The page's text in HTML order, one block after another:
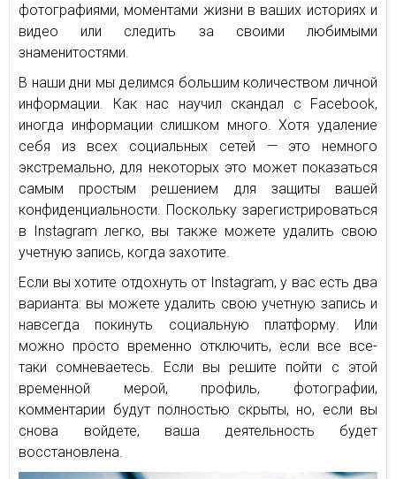
фотографиями, моментами жизни в ваших историях и
видео или следить за своими любимыми
знаменитостями.
В наши дни мы делимся большим количеством личной
информации. Как нас научил скандал с Facebook,
иногда информации слишком много. Хотя удаление
себя из всех социальных сетей — это немного
экстремально, для некоторых это может показаться
самым простым решением для защиты вашей
конфиденциальности. Поскольку зарегистрироваться
в Instagram легко, вы также можете удалить свою
учетную запись, когда захотите.
Если вы хотите отдохнуть от Instagram, у вас есть два
варианта: вы можете удалить свою учетную запись и
навсегда покинуть социальную платформу. Или
можно просто временно отключить, если все все-
таки сомневаетесь. Если вы решите пойти с этой
временной мерой, профиль, фотографии,
комментарии будут полностью скрыты, но, если вы
снова войдете, ваша деятельность будет
восстановлена.